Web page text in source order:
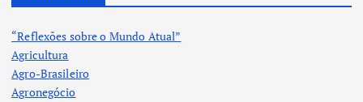
“Reflexões sobre o Mundo Atual”
Agricultura
Agro-Brasileiro
Agronegócio